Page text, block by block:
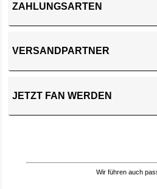
ZAHLUNGSARTEN
VERSANDPARTNER
JETZT FAN WERDEN
Wir führen auch